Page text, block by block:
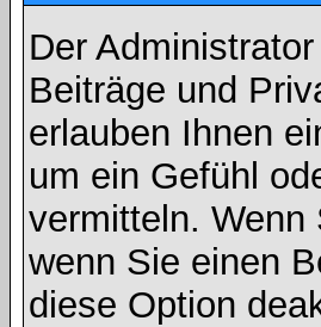
Der
Beiträge und
erlauben Ihnen
um ein Gefühl
vermitteln.
wenn Sie einen
diese Option